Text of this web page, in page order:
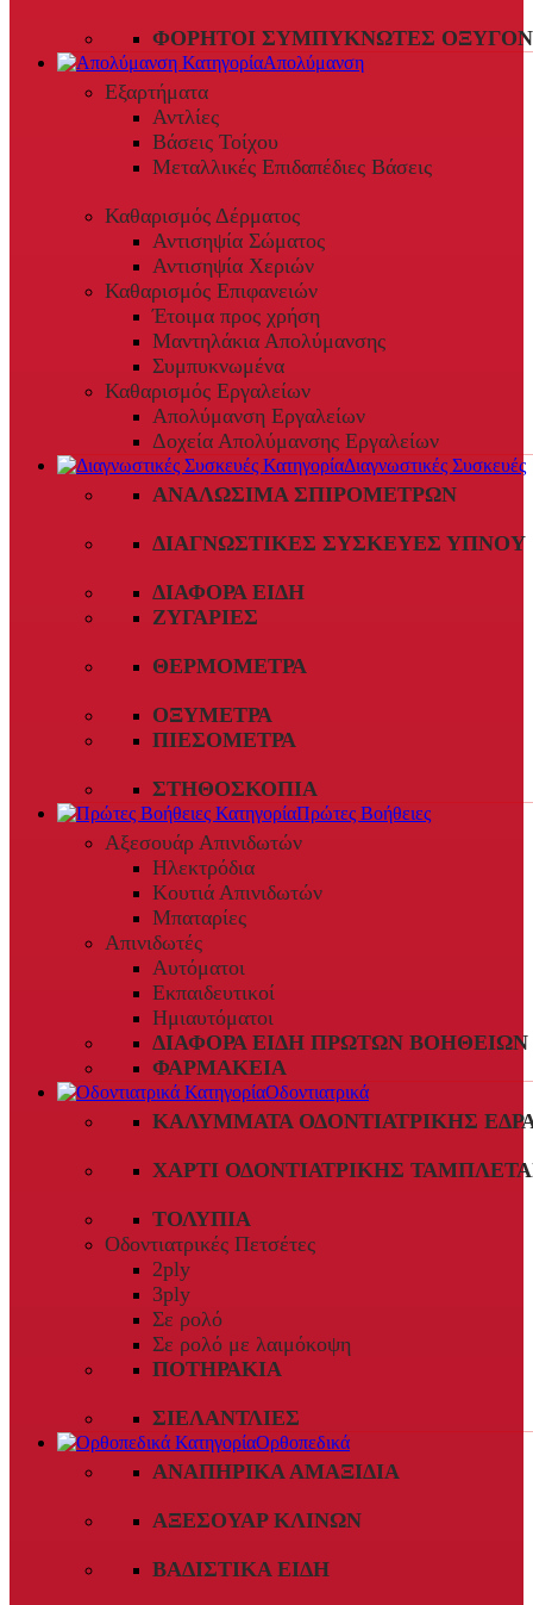
ΦΟΡΗΤΟΊ ΣΥΜΠΥΚΝΩΤΈΣ
Απολύμανση
Εξαρτήματα
Αντλίες
Βάσεις Τοίχου
Μεταλλικές Επιδαπέδιες Βάσεις
Καθαρισμός Δέρματος
Αντισηψία Σώματος
Αντισηψία Χεριών
Καθαρισμός Επιφανειών
Έτοιμα προς χρήση
Μαντηλάκια Απολύμανσης
Συμπυκνωμένα
Καθαρισμός Εργαλείων
Απολύμανση Εργαλείων
Δοχεία Απολύμανσης Εργαλείων
Διαγνωστικές Συσκευές
ΑΝΑΛΏΣΙΜΑ ΣΠΙΡΟΜΈΤΡΩΝ
ΔΙΑΓΝΩΣΤΙΚΈΣ ΣΥΣΚΕΥΈΣ ΎΠΝΟΥ
ΔΙΆΦΟΡΑ ΕΊΔΗ
ΖΥΓΑΡΙΈΣ
ΘΕΡΜΌΜΕΤΡΑ
ΟΞΎΜΕΤΡΑ
ΠΙΕΣΌΜΕΤΡΑ
ΣΤΗΘΟΣΚΌΠΙΑ
Πρώτες Βοήθειες
Αξεσουάρ Απινιδωτών
Ηλεκτρόδια
Κουτιά Απινιδωτών
Μπαταρίες
Απινιδωτές
Αυτόματοι
Εκπαιδευτικοί
Ημιαυτόματοι
ΔΙΆΦΟΡΑ ΕΊΔΗ ΠΡΏΤΩΝ ΒΟΗΘΕΙΏΝ
ΦΑΡΜΑΚΕΊΑ
Οδοντιατρικά
ΚΑΛΎΜΜΑΤΑ ΟΔΟΝΤΙΑΤΡΙΚΉΣ
ΧΑΡΤΊ ΟΔΟΝΤΙΑΤΡΙΚΉΣ
ΤΟΛΎΠΙΑ
Οδοντιατρικές Πετσέτες
2ply
3ply
Σε ρολό
Σε ρολό με λαιμόκοψη
ΠΟΤΗΡΆΚΙΑ
ΣΙΕΛΑΝΤΛΊΕΣ
Ορθοπεδικά
ΑΝΑΠΗΡΙΚΆ ΑΜΑΞΊΔΙΑ
ΑΞΕΣΟΥΆΡ ΚΛΙΝΏΝ
ΒΑΔΙΣΤΙΚΆ ΕΊΔΗ